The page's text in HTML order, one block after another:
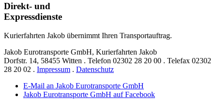
Direkt- und
Expressdienste
Kurierfahrten Jakob übernimmt Ihren Transportauftrag.
Jakob Eurotransporte GmbH, Kurierfahrten Jakob
Dorfstr. 14, 58455 Witten . Telefon 02302 28 20 00 . Telefax 02302
28 20 02 . Impressum . Datenschutz
E-Mail an Jakob Eurotransporte GmbH
Jakob Eurotransporte GmbH auf Facebook